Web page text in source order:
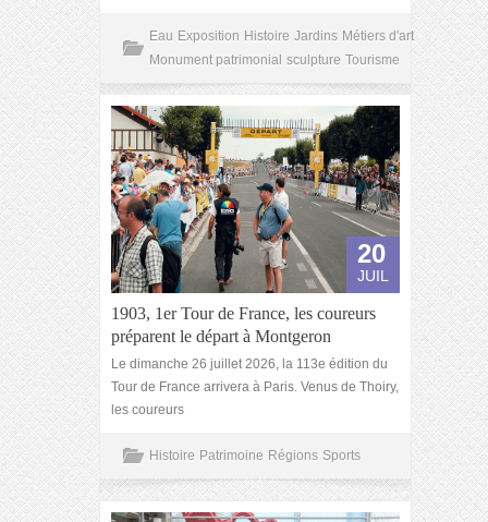
Eau Exposition Histoire Jardins Métiers d'art
Monument patrimonial sculpture Tourisme
20
JUIL
1903, 1er Tour de France, les coureurs
préparent le départ à Montgeron
Le dimanche 26 juillet 2026, la 113e édition du
Tour de France arrivera à Paris. Venus de Thoiry,
les coureurs
Histoire Patrimoine Régions Sports